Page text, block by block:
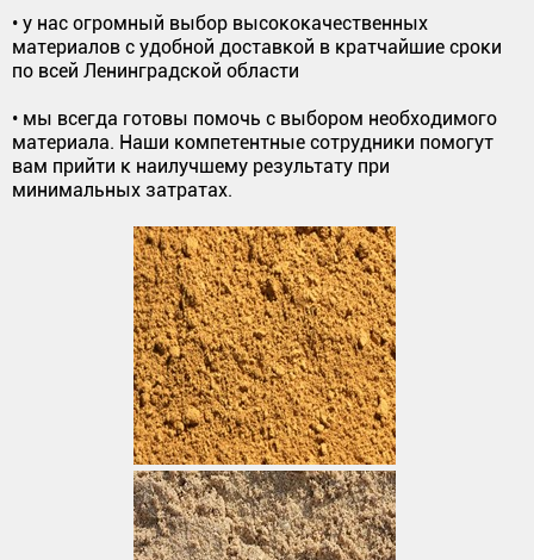
• у нас огромный выбор высококачественных
материалов с удобной доставкой в кратчайшие сроки
по всей Ленинградской области
• мы всегда готовы помочь с выбором необходимого
материала. Наши компетентные сотрудники помогут
вам прийти к наилучшему результату при
минимальных затратах.